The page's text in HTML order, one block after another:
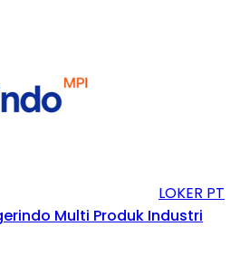
LOKER PT
Multi Produk Industri